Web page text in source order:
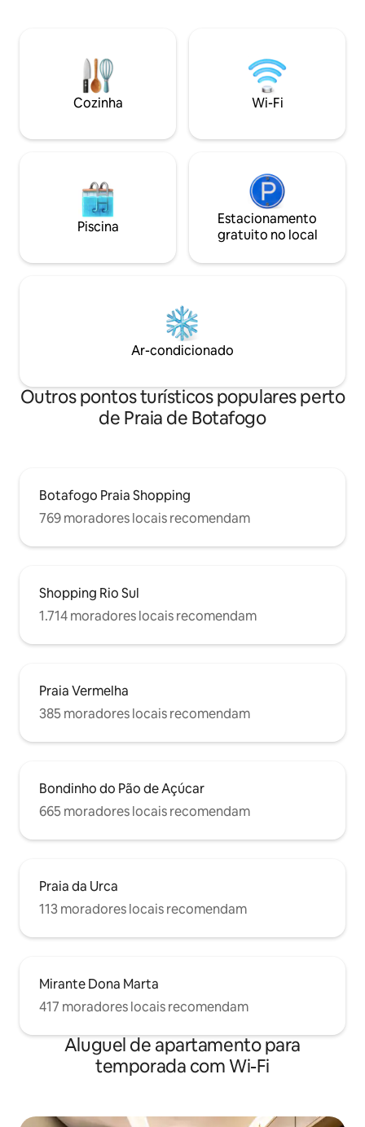
estacionamento
serviços e centro
Cozinha Wi-Fi
Piscina
Estacionamento
gratuito no local
Ar-condicionado
Outros pontos turísticos populares perto
de Praia de Botafogo
Botafogo Praia Shopping
769 moradores locais recomendam
Shopping Rio Sul
1.714 moradores locais recomendam
Praia Vermelha
385 moradores locais recomendam
Bondinho do Pão de Açúcar
665 moradores locais recomendam
Praia da Urca
113 moradores locais recomendam
Mirante Dona Marta
417 moradores locais recomendam
Aluguel de apartamento para
temporada com Wi-Fi